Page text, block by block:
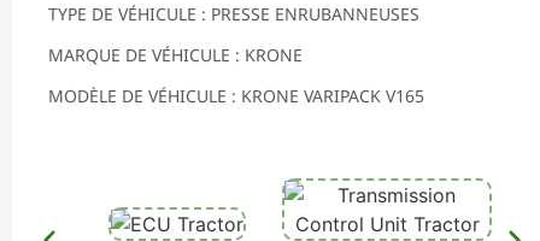
TYPE DE VÉHICULE : PRESSE ENRUBANNEUSES
MARQUE DE VÉHICULE : KRONE
MODÈLE DE VÉHICULE : KRONE VARIPACK V165